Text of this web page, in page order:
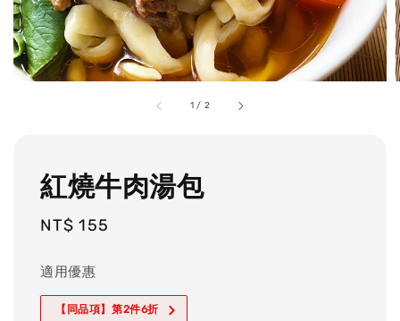
1 / 2
紅燒牛肉湯包
Regular
NT$ 155
適用優惠
【同品項】第2件6折